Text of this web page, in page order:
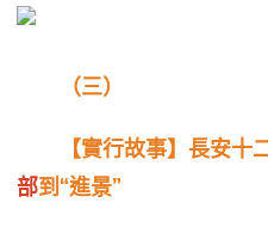
（三）
【實行故事】長安十二
部到“進景”